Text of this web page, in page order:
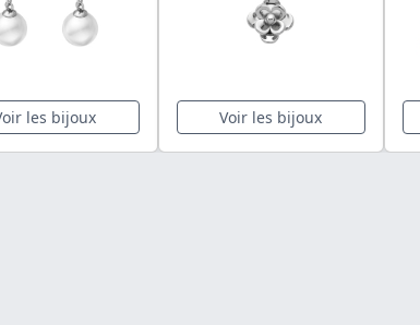
les bijoux Voir les bijoux